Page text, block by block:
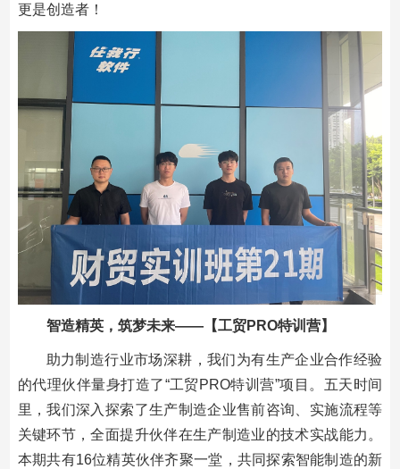
更是创造者！
智造精英，筑梦未来——【工贸PRO特训营】
助力制造行业市场深耕，我们为有生产企业合作经验
的代理伙伴量身打造了“工贸PRO特训营”项目。五天时间
里，我们深入探索了生产制造企业售前咨询、实施流程等
关键环节，全面提升伙伴在生产制造业的技术实战能力。
本期共有16位精英伙伴齐聚一堂，共同探索智能制造的新